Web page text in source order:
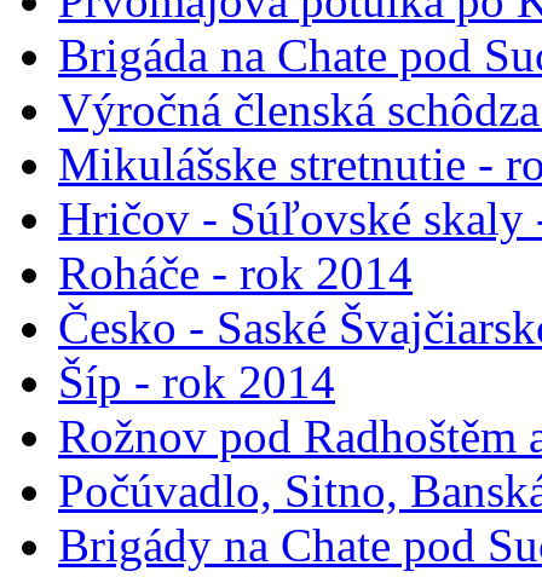
Brigáda na Chate pod
Výročná členská
Mikulášske stretnutie -
Hričov - Súľovské skaly
Roháče - rok 2014
Česko - Saské
Šíp - rok 2014
Rožnov pod Radhoštěm
Počúvadlo, Sitno,
Brigády na Chate pod